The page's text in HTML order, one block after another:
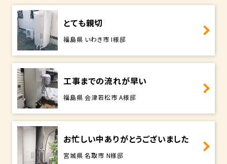
とても親切
福島県 いわき市 I様邸
工事までの流れが早い
福島県 会津若松市 A様邸
お忙しい中ありがとうございました
宮城県 名取市 N様邸